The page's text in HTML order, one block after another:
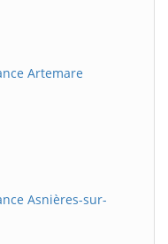
Artemare
Asnières-sur-